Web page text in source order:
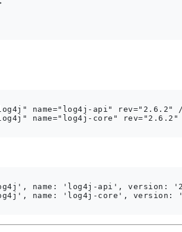
name="log4j-api" rev="2.6.2"
name="log4j-core" rev="2.6.2"
name: 'log4j-api', version:
name: 'log4j-core', version: